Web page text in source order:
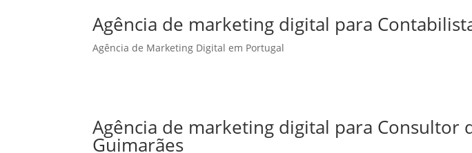
Agência de marketing digital para
Agência de Marketing Digital em Portugal
Agência de marketing digital para Consultor
Guimarães